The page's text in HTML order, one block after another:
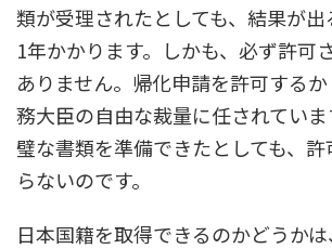
類が受理されたとしても、結果が
1年かかります。しかも、必ず許可
ありません。帰化申請を許可する
務大臣の自由な裁量に任されてい
璧な書類を準備できたとしても、
らないのです。
日本国籍を取得できるのかどうか